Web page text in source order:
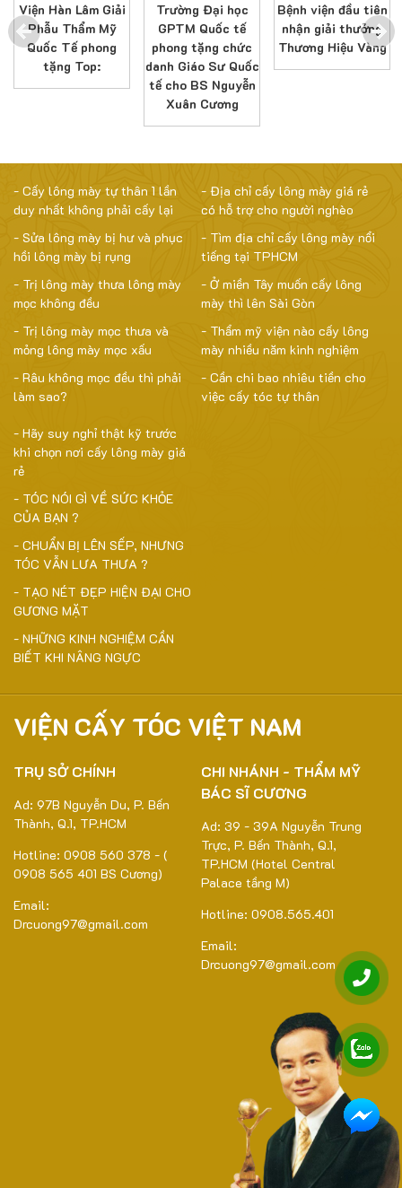
Viện Hàn Lâm Giải
Phẫu Thẩm Mỹ
Quốc Tế phong
tặng Top:
Trường Đại học
GPTM Quốc tế
phong tặng chức
danh Giáo Sư Quốc
tế cho BS Nguyễn
Xuân Cương
Bệnh viện đầu tiên
nhận giải thưởng
Thương Hiệu Vàng
- Cấy lông mày tự thân 1 lần
duy nhất không phải cấy lại
- Sửa lông mày bị hư và phục
hồi lông mày bị rụng
- Trị lông mày thưa lông mày
mọc không đều
- Trị lông mày mọc thưa và
mỏng lông mày mọc xấu
- Râu không mọc đều thì phải
làm sao?
- Địa chỉ cấy lông mày giá rẻ
có hỗ trợ cho người nghèo
- Tìm địa chỉ cấy lông mày nổi
tiếng tại TPHCM
- Ở miền Tây muốn cấy lông
mày thì lên Sài Gòn
- Thẩm mỹ viện nào cấy lông
mày nhiều năm kinh nghiệm
- Cần chi bao nhiêu tiền cho
việc cấy tóc tự thân
- Hãy suy nghỉ thật kỹ trước
khi chọn nơi cấy lông mày giá
rẻ
- TÓC NÓI GÌ VỀ SỨC KHỎE
CỦA BẠN ?
- CHUẨN BỊ LÊN SẾP, NHƯNG
TÓC VẪN LƯA THƯA ?
- TẠO NÉT ĐẸP HIỆN ĐẠI CHO
GƯƠNG MẶT
- NHỮNG KINH NGHIỆM CẦN
BIẾT KHI NÂNG NGỰC
VIỆN CẤY TÓC VIỆT NAM
TRỤ SỞ CHÍNH
Ad: 97B Nguyễn Du, P. Bến
Thành, Q.1, TP.HCM
Hotline: 0908 560 378 - (
0908 565 401 BS Cương)
Email:
Drcuong97@gmail.com
CHI NHÁNH - THẨM MỸ
BÁC SĨ CƯƠNG
Ad: 39 - 39A Nguyễn Trung
Trực, P. Bến Thành, Q.1,
TP.HCM (Hotel Central
Palace tầng M)
Hotline: 0908.565.401
Email:
Drcuong97@gmail.com